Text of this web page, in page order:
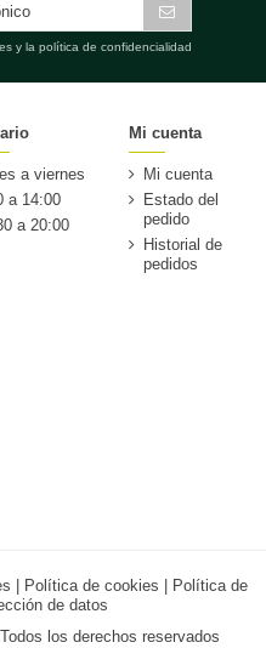
y la política de confidencialidad
a viernes
a 14:00
a 20:00
Mi cuenta
Mi cuenta
Estado del
pedido
Historial de
pedidos
Política de cookies
Política de
de datos
los derechos reservados